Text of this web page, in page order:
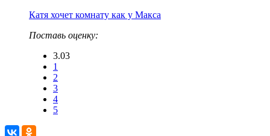
Катя хочет комнату как у Макса
Поставь оценку:
3.03
1
2
3
4
5